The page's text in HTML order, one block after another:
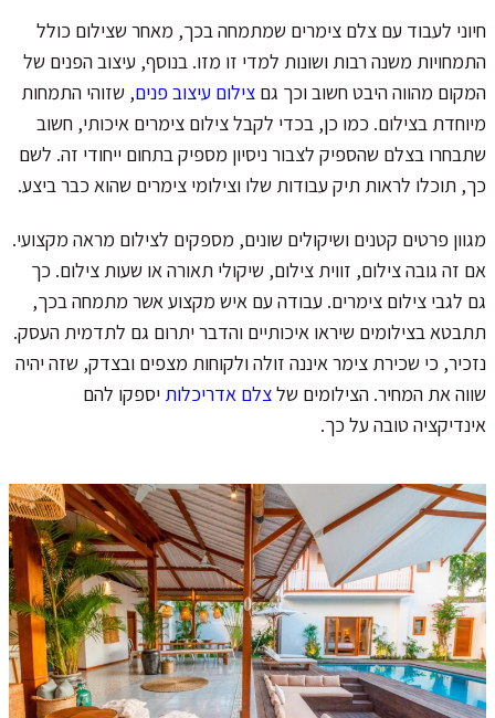
חיוני לעבוד עם צלם צימרים שמתמחה בכך, מאחר שצילום כולל
התמחויות משנה רבות ושונות למדי זו מזו. בנוסף, עיצוב הפנים של
המקום מהווה היבט חשוב וכך גם צילום עיצוב פנים, שזוהי התמחות
מיוחדת בצילום. כמו כן, בכדי לקבל צילום צימרים איכותי, חשוב
שתבחרו בצלם שהספיק לצבור ניסיון מספיק בתחום ייחודי זה. לשם
כך, תוכלו לראות תיק עבודות שלו וצילומי צימרים שהוא כבר ביצע.
מגוון פרטים קטנים ושיקולים שונים, מספקים לצילום מראה מקצועי.
אם זה גובה צילום, זווית צילום, שיקולי תאורה או שעות צילום. כך
גם לגבי צילום צימרים. עבודה עם איש מקצוע אשר מתמחה בכך,
תתבטא בצילומים שיראו איכותיים והדבר יתרום גם לתדמית העסק.
נזכיר, כי שכירת צימר איננה זולה ולקוחות מצפים ובצדק, שזה יהיה
שווה את המחיר. הצילומים שלצלם אדריכלות יספקו להם
אינדיקציה טובה על כך.